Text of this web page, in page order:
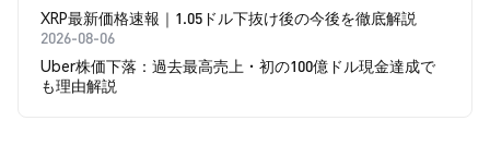
XRP最新価格速報｜1.05ドル下抜け後の今後を徹底解説
2026-08-06
Uber株価下落：過去最高売上・初の100億ドル現金達成で
も理由解説